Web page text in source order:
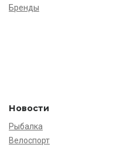
Бренды
Новости
Рыбалка
Велоспорт